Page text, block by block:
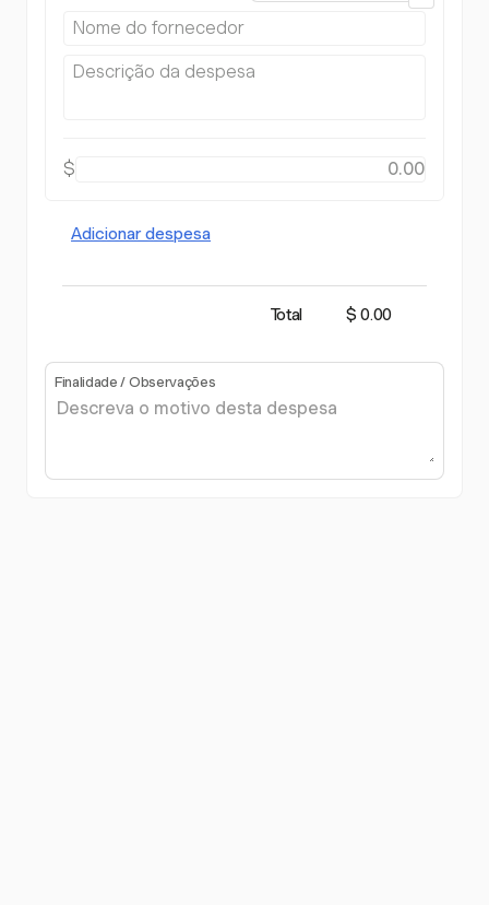
$
Adicionar despesa
Total $ 0.00
Finalidade / Observações